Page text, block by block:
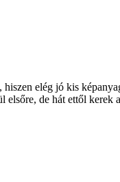
elég jó kis
elsőre, de hát ettől kerek